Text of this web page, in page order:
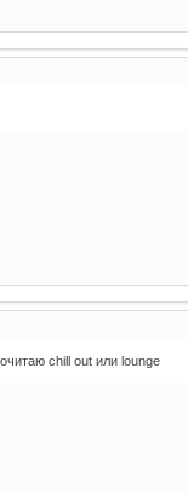
chill out или lounge